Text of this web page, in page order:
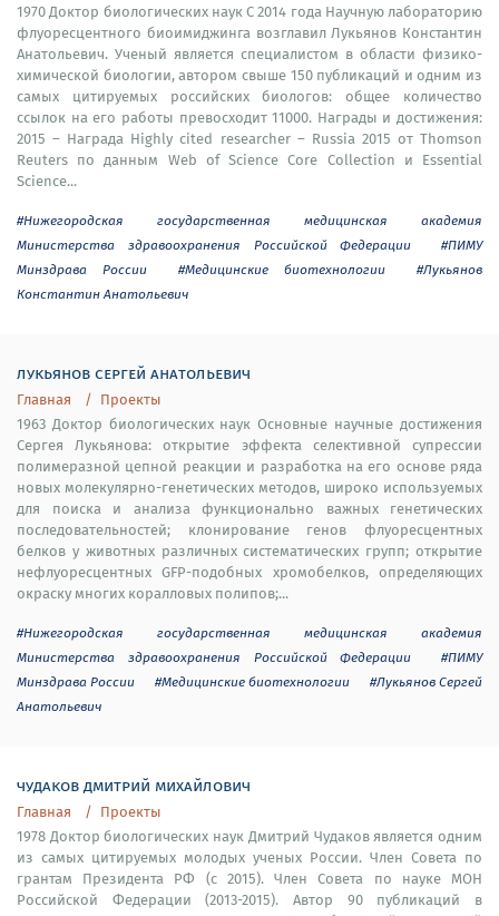
1970 Доктор биологических наук С 2014 года Научную лабораторию
флуоресцентного биоимиджинга возглавил Лукьянов Константин
Анатольевич. Ученый является специалистом в области физико-
химической биологии, автором свыше 150 публикаций и одним из
самых цитируемых российских биологов: общее количество
ссылок на его работы превосходит 11000. Награды и достижения:
2015 – Награда Highly cited researcher – Russia 2015 от Thomson
Reuters по данным Web of Science Core Collection и Essential
Science...
#Нижегородская государственная медицинская академия
Министерства здравоохранения Российской Федерации
#ПИМУ
Минздрава России
#Медицинские биотехнологии
#Лукьянов
Константин Анатольевич
лукьянов сергей анатольевич
Главная
Проекты
1963 Доктор биологических наук Основные научные достижения
Сергея Лукьянова: открытие эффекта селективной супрессии
полимеразной цепной реакции и разработка на его основе ряда
новых молекулярно-генетических методов, широко используемых
для поиска и анализа функционально важных генетических
последовательностей; клонирование генов флуоресцентных
белков у животных различных систематических групп; открытие
нефлуоресцентных GFP-подобных хромобелков, определяющих
окраску многих коралловых полипов;...
#Нижегородская государственная медицинская академия
Министерства здравоохранения Российской Федерации
#ПИМУ
Минздрава России
#Медицинские биотехнологии
#Лукьянов Сергей
Анатольевич
чудаков дмитрий михайлович
Главная
Проекты
1978 Доктор биологических наук Дмитрий Чудаков является одним
из самых цитируемых молодых ученых России. Член Совета по
грантам Президента РФ (с 2015). Член Совета по науке МОН
Российской Федерации (2013-2015). Автор 90 публикаций в